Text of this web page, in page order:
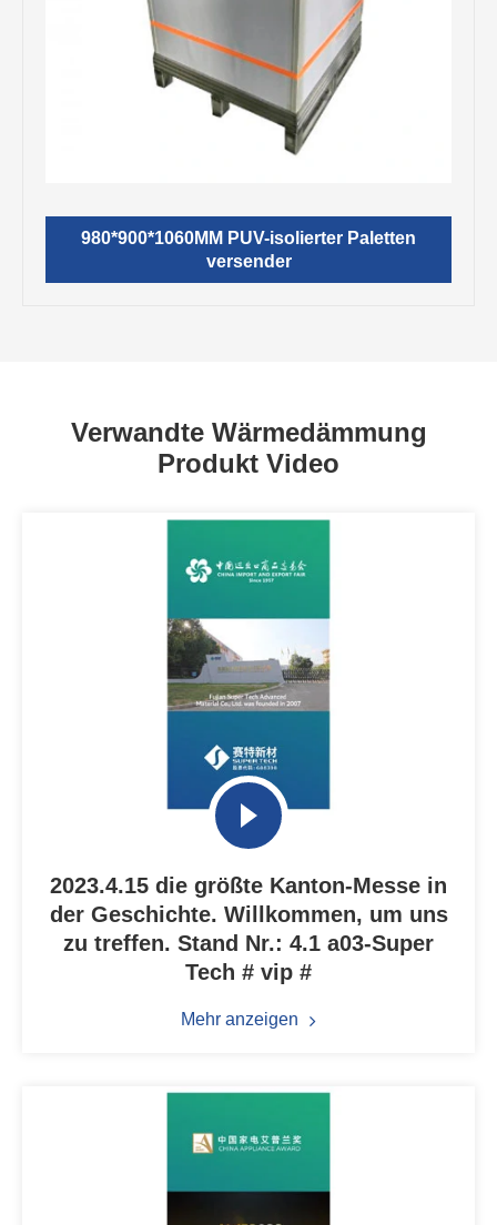
980*900*1060MM PUV-isolierter Paletten
versender
Verwandte Wärmedämmung
Produkt Video
2023.4.15 die größte Kanton-Messe in
der Geschichte. Willkommen, um uns
zu treffen. Stand Nr.: 4.1 a03-Super
Tech # vip #
Mehr anzeigen